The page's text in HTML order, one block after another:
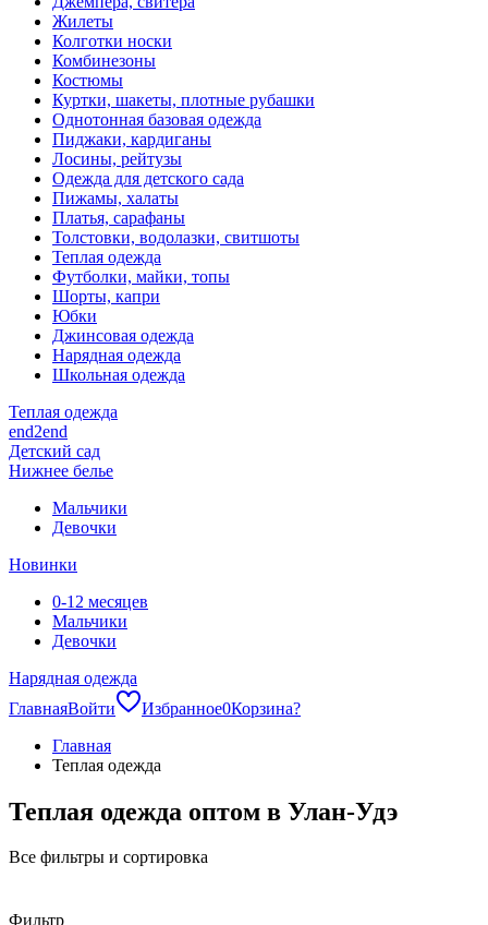
Жилеты
Колготки носки
Комбинезоны
Костюмы
Куртки, шакеты, плотные рубашки
Однотонная базовая одежда
Пиджаки, кардиганы
Лосины, рейтузы
Одежда для детского сада
Пижамы, халаты
Платья, сарафаны
Толстовки, водолазки, свитшоты
Теплая одежда
Футболки, майки, топы
Шорты, капри
Юбки
Джинсовая одежда
Нарядная одежда
Школьная одежда
Теплая одежда
end2end
Детский сад
Нижнее белье
Мальчики
Девочки
Новинки
0-12 месяцев
Мальчики
Девочки
Нарядная одежда
ГлавнаяВойти Избранное0Корзина?
Главная
Теплая одежда
Теплая одежда оптом в Улан-Удэ
Все фильтры и сортировка
Фильтр